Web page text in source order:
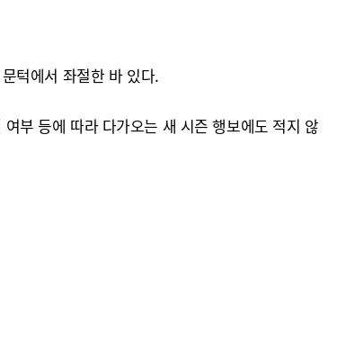
턱에서 좌절한 바 있다.
부 등에 따라 다가오는 새 시즌 행보에도 적지 않